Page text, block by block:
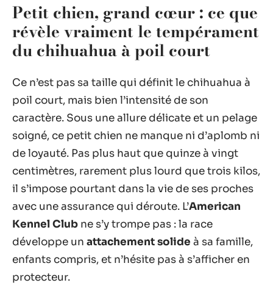
Petit chien, grand cœur : ce que
révèle vraiment le tempérament
du chihuahua à poil court
Ce n’est pas sa taille qui définit le chihuahua à
poil court, mais bien l’intensité de son
caractère. Sous une allure délicate et un pelage
soigné, ce petit chien ne manque ni d’aplomb ni
de loyauté. Pas plus haut que quinze à vingt
centimètres, rarement plus lourd que trois kilos,
il s’impose pourtant dans la vie de ses proches
avec une assurance qui déroute. L’American
Kennel Club ne s’y trompe pas : la race
développe un attachement solide à sa famille,
enfants compris, et n’hésite pas à s’afficher en
protecteur.